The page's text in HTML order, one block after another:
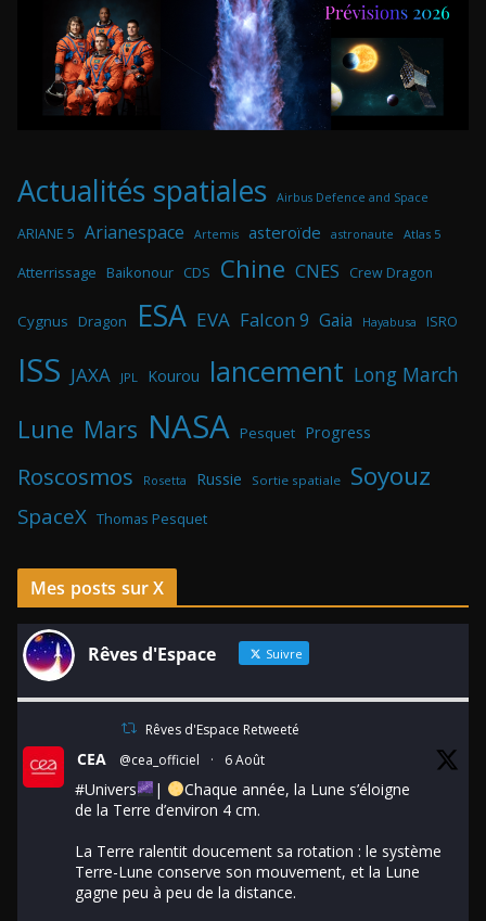
Actualités spatiales Airbus Defence and Space
ARIANE 5 Arianespace Artemis asteroïde astronaute Atlas 5
Atterrissage Baikonour CDS Chine CNES Crew Dragon
Cygnus Dragon ESA EVA Falcon 9 Gaia Hayabusa ISRO
ISS JAXA JPL Kourou lancement Long March
Lune Mars NASA Pesquet Progress
Roscosmos Rosetta Russie Sortie spatiale Soyouz
SpaceX Thomas Pesquet
Mes posts sur X
Rêves d'Espace Suivre
Rêves d'Espace Retweeté
CEA @cea_officiel · 6 Août
#Univers |
Chaque année, la Lune s’éloigne
de la Terre d’environ 4 cm.
La Terre ralentit doucement sa rotation : le système
Terre-Lune conserve son mouvement, et la Lune
gagne peu à peu de la distance.